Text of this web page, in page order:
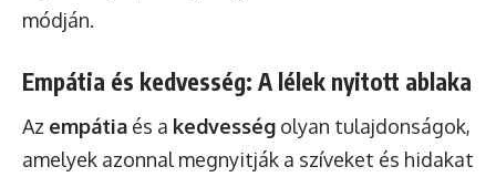
módján.
Empátia és kedvesség: A lélek nyitott ablaka
Az empátia és a kedvesség olyan tulajdonságok,
amelyek azonnal megnyitják a szíveket és hidakat